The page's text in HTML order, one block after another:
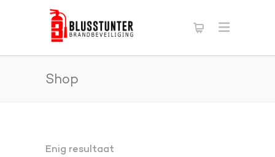
Shop
Enig resultaat